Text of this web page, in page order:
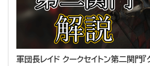
軍団長レイド クークセイトン第二関門『